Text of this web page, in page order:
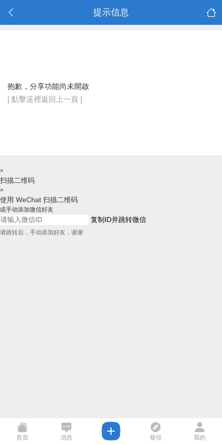
提示信息
抱歉，分享功能尚未開啟
[ 點擊這裡返回上一頁 ]
×
扫描二维码
×
使用 WeChat 扫描二维码
或手动添加微信好友
复制ID并跳转微信
请跳转后，手动添加好友，谢谢
首頁 消息 發現 我的